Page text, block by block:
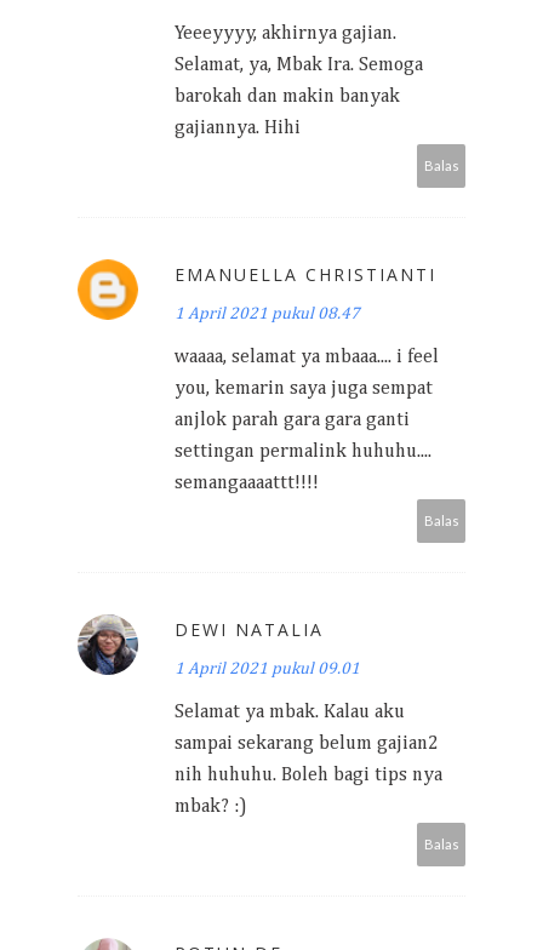
Yeeeyyyy, akhirnya gajian.
Selamat, ya, Mbak Ira. Semoga
barokah dan makin banyak
gajiannya. Hihi
Balas
EMANUELLA CHRISTIANTI
1 April 2021 pukul 08.47
waaaa, selamat ya mbaaa.... i feel
you, kemarin saya juga sempat
anjlok parah gara gara ganti
settingan permalink huhuhu....
semangaaaattt!!!!
Balas
DEWI NATALIA
1 April 2021 pukul 09.01
Selamat ya mbak. Kalau aku
sampai sekarang belum gajian2
nih huhuhu. Boleh bagi tips nya
mbak? :)
Balas